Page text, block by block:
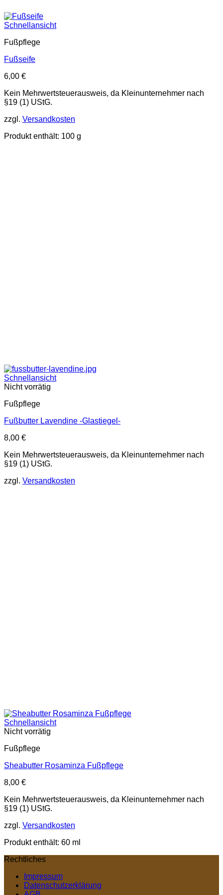
Schnellansicht
Fußpflege
Fußseife
6,00 €
Kein Mehrwertsteuerausweis, da Kleinunternehmer nach
§19 (1) UStG.
zzgl. Versandkosten
Produkt enthält: 100 g
Schnellansicht
Nicht vorrätig
Fußpflege
Fußbutter Lavendine -Glastiegel-
8,00 €
Kein Mehrwertsteuerausweis, da Kleinunternehmer nach
§19 (1) UStG.
zzgl. Versandkosten
Schnellansicht
Nicht vorrätig
Fußpflege
Sheabutter Rosaminza Fußpflege
8,00 €
Kein Mehrwertsteuerausweis, da Kleinunternehmer nach
§19 (1) UStG.
zzgl. Versandkosten
Produkt enthält: 60 ml
Rechtliches
Impressum
Datenschutzerklärung